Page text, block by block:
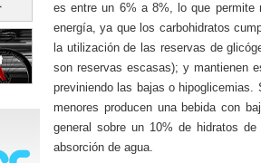
es entre un 6% a 8%, lo que permite
energía, ya que los carbohidratos
la utilización de las reservas de
son reservas escasas); y mantienen
previniendo las bajas o
menores producen una bebida con
general sobre un 10% de hidratos
absorción de agua.